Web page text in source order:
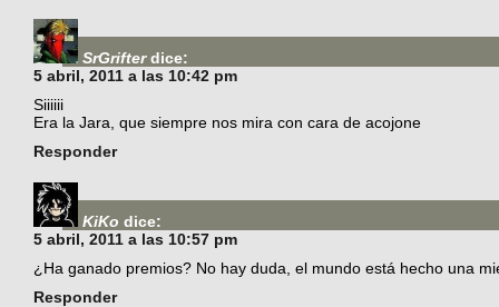
SrGrifter dice:
5 abril, 2011 a las 10:42 pm
Siiiiii
Era la Jara, que siempre nos mira con cara de acojone
Responder
KiKo dice:
5 abril, 2011 a las 10:57 pm
¿Ha ganado premios? No hay duda, el mundo está hecho una
Responder